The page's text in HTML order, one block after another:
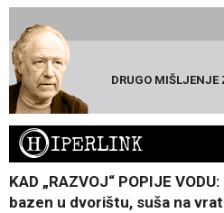
DRUGO
HIPERLINK
KAD „RAZVOJ“ POPIJE
bazen u dvorištu, suša na